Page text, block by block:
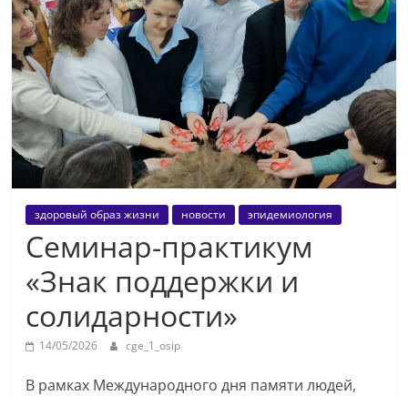
здоровый образ жизни новости эпидемиология
Семинар-практикум
«Знак поддержки и
солидарности»
14/05/2026 cge_1_osip
В рамках Международного дня памяти людей,